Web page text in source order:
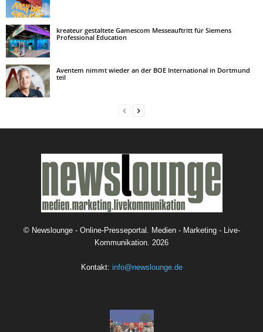
kreateur gestaltete Gamescom Messeauftritt für Siemens
Professional Education
Aventem nimmt wieder an der BOE International in Dortmund
teil
© Newslounge - Online-Presseportal. Medien - Marketing - Live-
Kommunikation. 2026
Kontakt: info@newslounge.de